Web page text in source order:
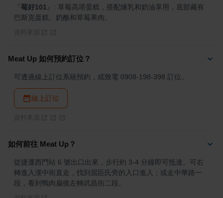
莓好101
: 草莓高塔蛋糕，搭配煉乳和奶油享用，底部藏有
巴斯克蛋糕、奶酪和草莓果肉。
Meat Up 如何預約訂位？
可透過線上訂位系統預約，或致電 0908-198-398 訂位。
線上訂位
如何前往 Meat Up？
從捷運西門站 6 號出口出來，步行約 3-4 分鐘即可抵達。可右
轉進入漢中街直走，找到屈臣氏旁的入口進入；或走中華路一
段，看到鴨肉扁後左轉武昌街二段。